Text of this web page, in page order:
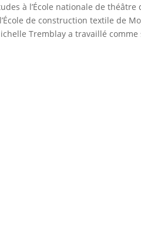
à l’École nationale de
de construction textile de
Tremblay a travaillé